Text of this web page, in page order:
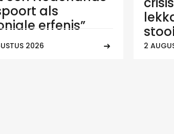
als
erfenis”
2026 2